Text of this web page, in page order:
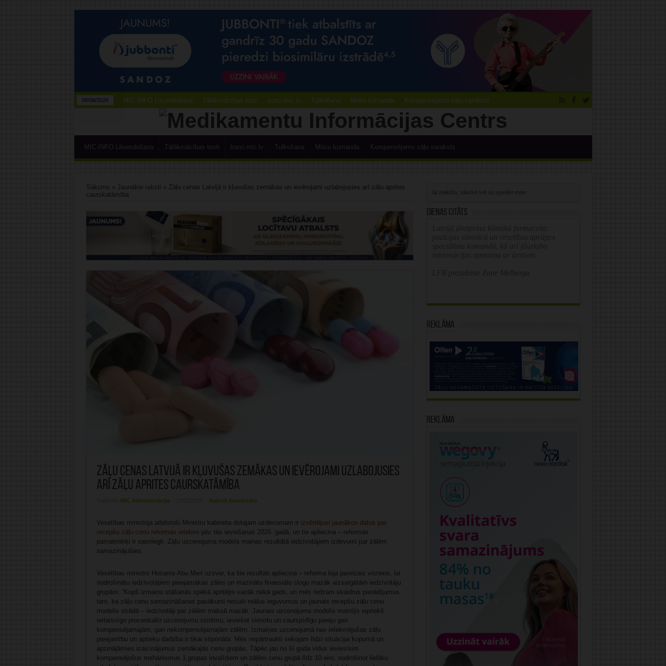
08/08/2026 MIC-INFO Likumdošana Tālākmācības testi kursi.mic.lv Tulkošana Mūsu komanda Kompensējamo zāļu saraksts
MIC-INFO Likumdošana Tālākmācības testi kursi.mic.lv Tulkošana Mūsu komanda Kompensējamo zāļu saraksts
Sākums » Jaunākie raksti » Zāļu cenas Latvijā ir kļuvušas zemākas un ievērojami uzlabojusies arī zāļu aprites
caurskatāmība
Zāļu cenas Latvijā ir kļuvušas zemākas un ievērojami uzlabojusies
arī zāļu aprites caurskatāmība
MIC Administrācija Rakstīt komentāru
Veselības ministrija atbilstoši Ministru kabineta dotajam uzdevumam ir izvērtējusi jaunākos datus par
recepšu zāļu cenu reformas ietekmi pēc tās ieviešanas 2025. gadā, un tie apliecina – reformas
pamatmērķi ir sasniegti. Zāļu uzcenojuma modeļa maiņas rezultātā iedzīvotājiem izdevumi par zālēm
samazinājušies.
Veselības ministrs Hosams Abu Meri uzsver, ka šie rezultāti apliecina – reforma bija pareizais virziens, lai
nodrošinātu iedzīvotājiem pieejamākas zāles un mazinātu finansiālo slogu mazāk aizsargātām iedzīvotāju
grupām: “Kopš izmaiņu stāšanās spēkā apritējis vairāk nekā gads, un mēs redzam skaidrus pierādījumus
tam, ka zāļu cenu samazināšanas pasākumi nesuši reālus ieguvumus un jaunais recepšu zāļu cenu
modelis strādā – iedzīvotāji par zālēm maksā mazāk. Jaunais uzcenojuma modelis mainījis iepriekš
netaisnīgo procentuālo uzcenojumu sistēmu, ieviešot vienotu un caurspīdīgu pieeju gan
kompensējamajām, gan nekompensējamajām zālēm. Izmaiņas uzcenojumā nav ietekmējušas zāļu
pieejamību un aptieku darbība ir tikai stiprināta. Mēs nepārtraukti sekojam līdzi situācijai kopumā un
apzinājāmies izaicinājumus zemākajās cenu grupās. Tāpēc jau no šī gada vidus ieviesīsim
kompensējošus mehānismus 1.grupas invalīdiem un zālēm cenu grupā līdz 10 eiro, nodrošinot lielāku
Dienas citāts
Reklāma
Reklāma